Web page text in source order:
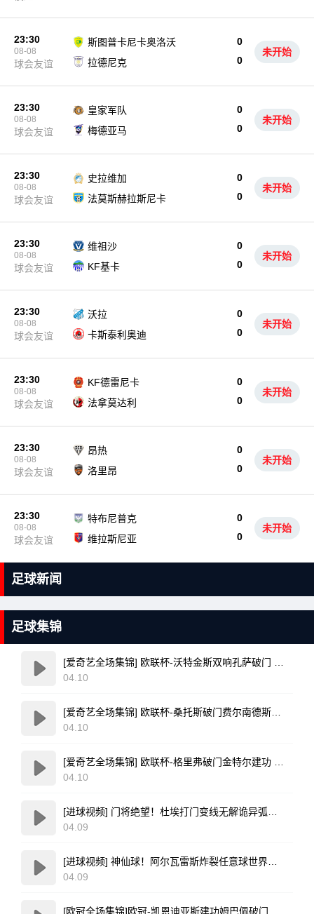
23:30
08-08
球会友谊
斯图普卡尼卡奥洛沃
0
0
拉德尼克
未开始
23:30
08-08
球会友谊
皇家军队
0
0
梅德亚马
未开始
23:30
08-08
球会友谊
史拉维加
0
0
法莫斯赫拉斯尼卡
未开始
23:30
08-08
球会友谊
维祖沙
0
0
KF基卡
未开始
23:30
08-08
球会友谊
沃拉
0
0
卡斯泰利奥迪
未开始
23:30
08-08
球会友谊
KF德雷尼卡
0
0
法拿莫达利
未开始
23:30
08-08
球会友谊
昂热
0
0
洛里昂
未开始
23:30
08-08
球会友谊
特布尼普克
0
0
维拉斯尼亚
未开始
足球新闻
足球集锦
04.10
04.10
04.10
04.09
04.09